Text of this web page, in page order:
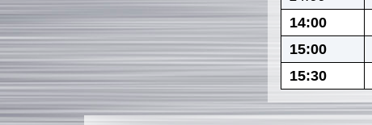
14:00
15:00
15:30